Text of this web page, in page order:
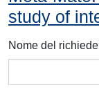
study of
Nome del